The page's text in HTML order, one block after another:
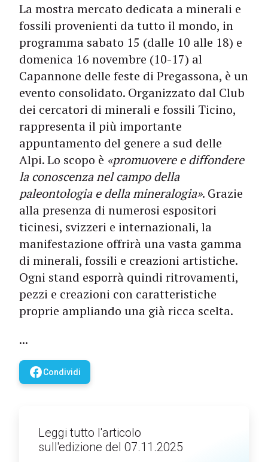
La mostra mercato dedicata a minerali e
fossili provenienti da tutto il mondo, in
programma sabato 15 (dalle 10 alle 18) e
domenica 16 novembre (10-17) al
Capannone delle feste di Pregassona, è un
evento consolidato. Organizzato dal Club
dei cercatori di minerali e fossili Ticino,
rappresenta il più importante
appuntamento del genere a sud delle
Alpi. Lo scopo è «promuovere e diffondere
la conoscenza nel campo della
paleontologia e della mineralogia». Grazie
alla presenza di numerosi espositori
ticinesi, svizzeri e internazionali, la
manifestazione offrirà una vasta gamma
di minerali, fossili e creazioni artistiche.
Ogni stand esporrà quindi ritrovamenti,
pezzi e creazioni con caratteristiche
proprie ampliando una già ricca scelta.
...
facebookCondividi
Leggi tutto l'articolo
sull'edizione del 07.11.2025